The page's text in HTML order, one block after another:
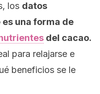
los datos
una forma de
del cacao.
para relajarse e
beneficios se le